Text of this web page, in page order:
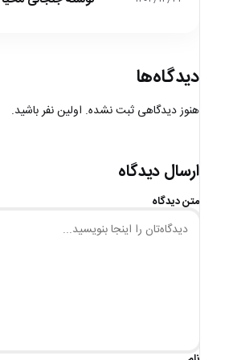
دیدگاه‌ها
هنوز دیدگاهی ثبت نشده. اولین نفر باشید.
ارسال دیدگاه
متن دیدگاه